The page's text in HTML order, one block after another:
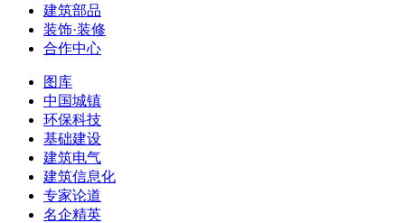
建筑部品
装饰·装修
合作中心
图库
中国城镇
环保科技
基础建设
建筑电气
建筑信息化
专家论道
名企精英